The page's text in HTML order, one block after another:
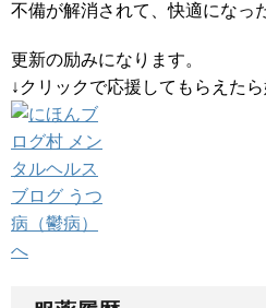
不備が解消されて、快適になっ
更新の励みになります。
↓クリックで応援してもらえたら